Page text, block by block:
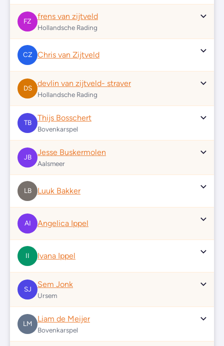
FZ
frens van zijtveld
Hollandsche Rading
CZ Chris van Zijtveld
DS
devlin van zijtveld- straver
Hollandsche Rading
TB
Thijs Bosschert
Bovenkarspel
JB
Jesse Buskermolen
Aalsmeer
LB Luuk Bakker
AI Angelica Ippel
II Ivana Ippel
SJ
Sem Jonk
Ursem
LM
Liam de Meijer
Bovenkarspel